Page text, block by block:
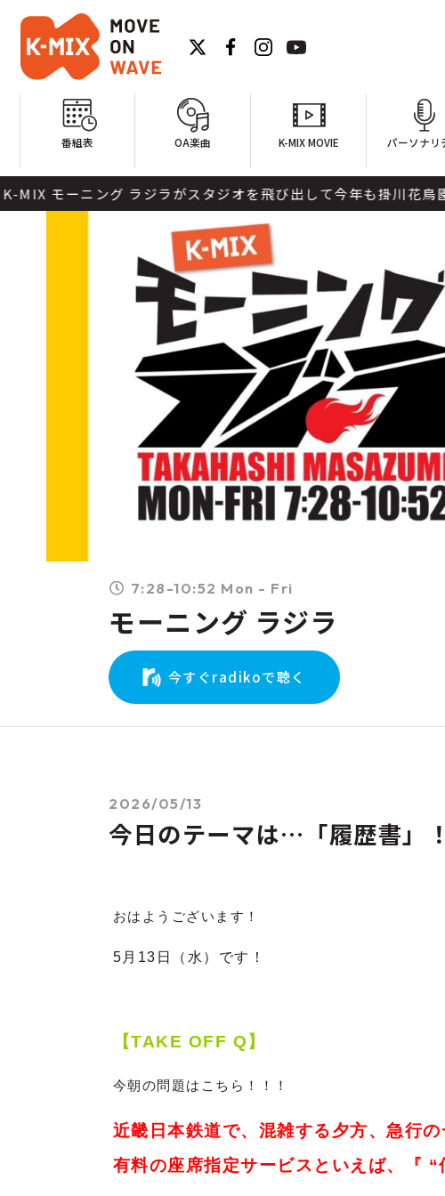
番組表 OA楽曲 K-MIX MOVIE パーソナリ
ング ラジラがスタジオを飛び出して今年も掛川花鳥園から出
7:28-10:52 Mon - Fri
モーニング ラジラ
今すぐradikoで聴く
2026/05/13
今日のテーマは…「履歴書」
おはようございます！
5月13 日（水）です！
【TAKE OFF Q】
今朝の問題はこちら！！！
近畿日本鉄道で、混雑する夕方、急行の
有料の座席指定サービスといえば、『 “